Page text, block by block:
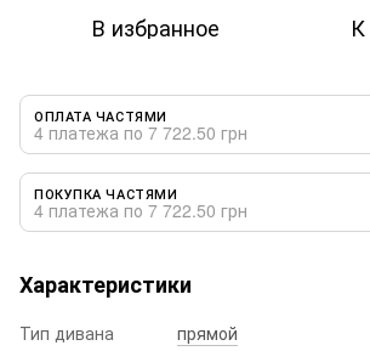
В избранное
ОПЛАТА ЧАСТЯМИ
4 платежа по 7 722.50 грн
ПОКУПКА ЧАСТЯМИ
4 платежа по 7 722.50 грн
Характеристики
Тип дивана
прямой